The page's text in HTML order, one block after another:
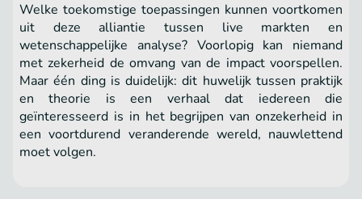
Welke toekomstige toepassingen kunnen voortkomen
uit deze alliantie tussen live markten en
wetenschappelijke analyse? Voorlopig kan niemand
met zekerheid de omvang van de impact voorspellen.
Maar één ding is duidelijk: dit huwelijk tussen praktijk
en theorie is een verhaal dat iedereen die
geïnteresseerd is in het begrijpen van onzekerheid in
een voortdurend veranderende wereld, nauwlettend
moet volgen.